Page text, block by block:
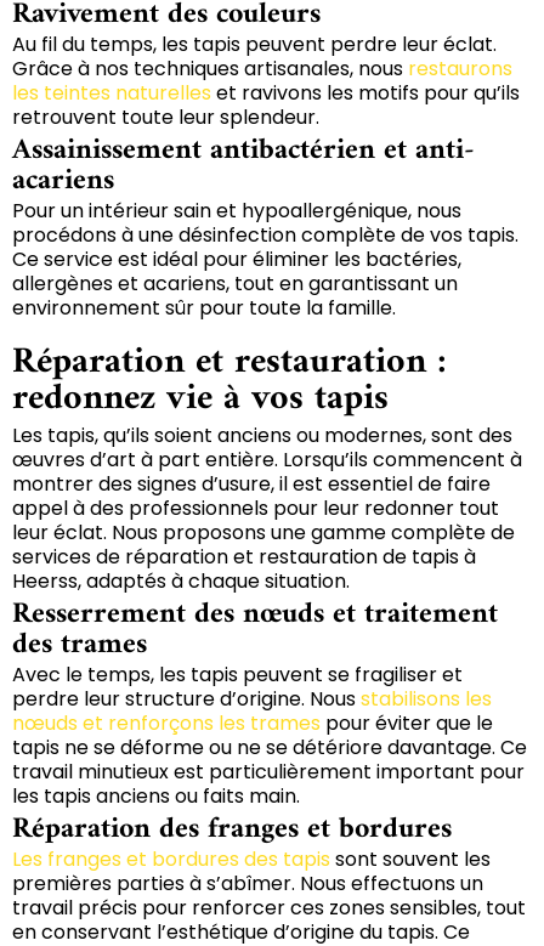
Ravivement des couleurs
Au fil du temps, les tapis peuvent perdre leur éclat.
Grâce à nos techniques artisanales, nous restaurons
les teintes naturelles et ravivons les motifs pour qu’ils
retrouvent toute leur splendeur.
Assainissement antibactérien et anti-
acariens
Pour un intérieur sain et hypoallergénique, nous
procédons à une désinfection complète de vos tapis.
Ce service est idéal pour éliminer les bactéries,
allergènes et acariens, tout en garantissant un
environnement sûr pour toute la famille.
Réparation et restauration :
redonnez vie à vos tapis
Les tapis, qu’ils soient anciens ou modernes, sont des
œuvres d’art à part entière. Lorsqu’ils commencent à
montrer des signes d’usure, il est essentiel de faire
appel à des professionnels pour leur redonner tout
leur éclat. Nous proposons une gamme complète de
services de réparation et restauration de tapis à
Heerss, adaptés à chaque situation.
Resserrement des nœuds et traitement
des trames
Avec le temps, les tapis peuvent se fragiliser et
perdre leur structure d’origine. Nousstabilisons les
nœuds et renforçons les trames pour éviter que le
tapis ne se déforme ou ne se détériore davantage. Ce
travail minutieux est particulièrement important pour
les tapis anciens ou faits main.
Réparation des franges et bordures
Les franges et bordures des tapis sont souvent les
premières parties à s’abîmer. Nous effectuons un
travail précis pour renforcer ces zones sensibles, tout
en conservant l’esthétique d’origine du tapis. Ce